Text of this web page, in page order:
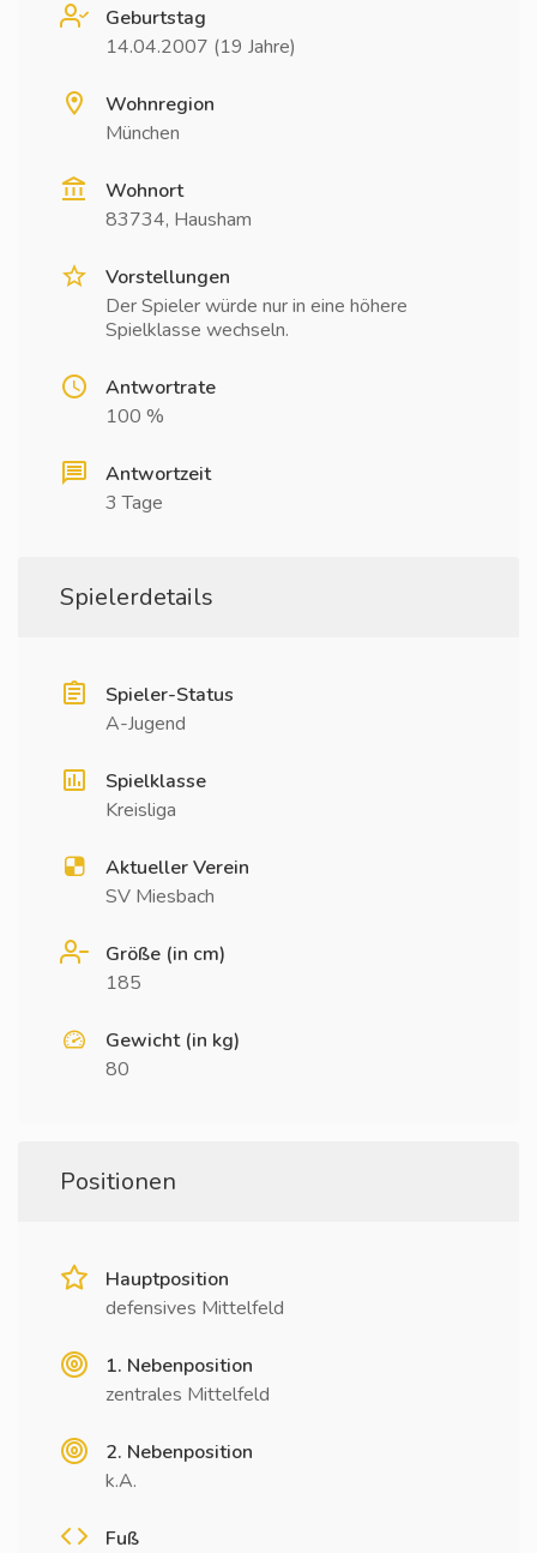
Geburtstag
14.04.2007 (19 Jahre)
Wohnregion
München
Wohnort
83734, Hausham
Vorstellungen
Der Spieler würde nur in eine höhere
Spielklasse wechseln.
Antwortrate
100 %
Antwortzeit
3 Tage
Spielerdetails
Spieler-Status
A-Jugend
Spielklasse
Kreisliga
Aktueller Verein
SV Miesbach
Größe (in cm)
185
Gewicht (in kg)
80
Positionen
Hauptposition
defensives Mittelfeld
1. Nebenposition
zentrales Mittelfeld
2. Nebenposition
k.A.
Fuß